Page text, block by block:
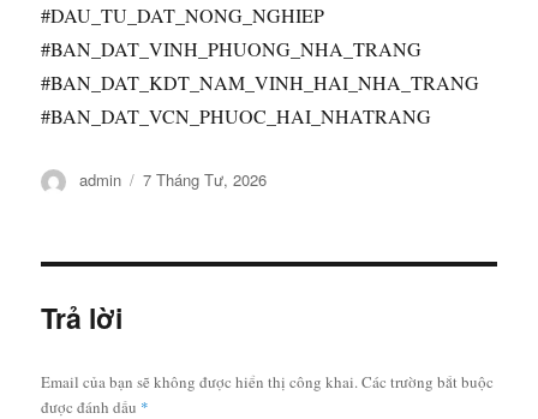
#DAU_TU_DAT_NONG_NGHIEP
#BAN_DAT_VINH_PHUONG_NHA_TRANG
#BAN_DAT_KDT_NAM_VINH_HAI_NHA_TRANG
#BAN_DAT_VCN_PHUOC_HAI_NHATRANG
Tác
admin
Đăng
7 Tháng Tư, 2026
Trả lời
Email của bạn sẽ không được hiển thị công khai. Các trường bắt buộc
được đánh dấu *